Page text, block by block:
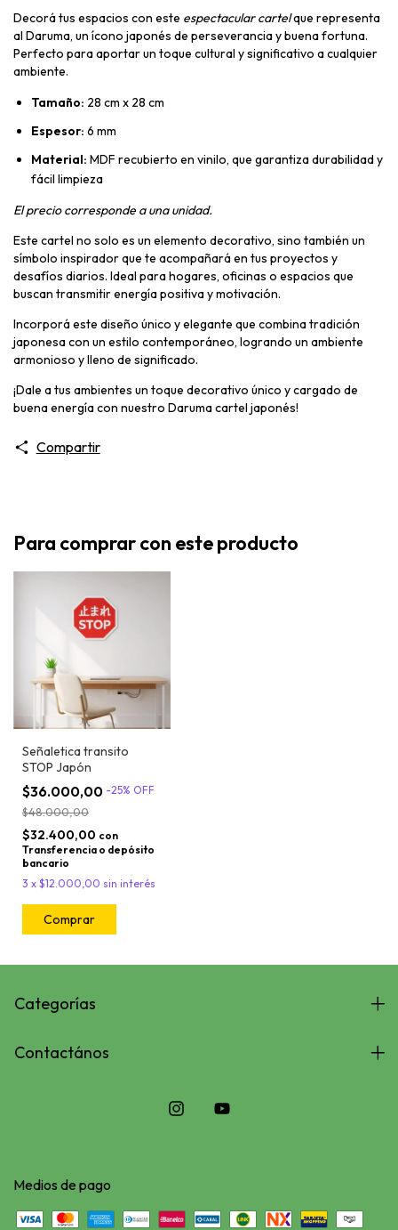
Decorá tus espacios con este espectacular cartelque representa
al Daruma, un ícono japonés de perseverancia y buena fortuna.
Perfecto para aportar un toque cultural y significativo a cualquier
ambiente.
Tamaño: 28 cm x 28 cm
Espesor: 6 mm
Material: MDF recubierto en vinilo, que garantiza durabilidad y
fácil limpieza
El precio corresponde a una unidad.
Este cartel no solo es un elemento decorativo, sino también un
símbolo inspirador que te acompañará en tus proyectos y
desafíos diarios. Ideal para hogares, oficinas o espacios que
buscan transmitir energía positiva y motivación.
Incorporá este diseño único y elegante que combina tradición
japonesa con un estilo contemporáneo, logrando un ambiente
armonioso y lleno de significado.
¡Dale a tus ambientes un toque decorativo único y cargado de
buena energía con nuestro Daruma cartel japonés!
Compartir
Para comprar con este producto
Señaletica transito
STOP Japón
$36.000,00 -25% OFF
$48.000,00
$32.400,00 con
Transferencia o depósito
bancario
3 x $12.000,00 sin interés
Categorías
Contactános
Medios de pago